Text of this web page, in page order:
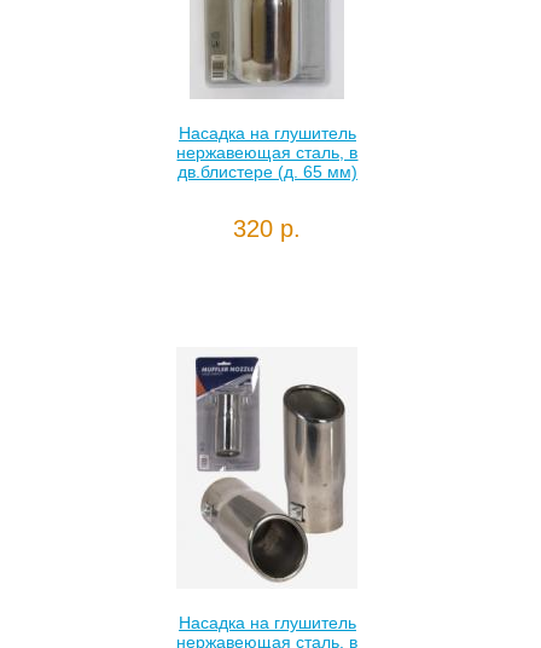
Насадка на глушитель
нержавеющая сталь, в
дв.блистере (д. 65 мм)
320 р.
Насадка на глушитель
нержавеющая сталь, в